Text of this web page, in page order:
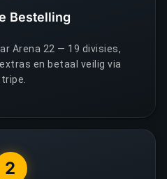
Bestelling
Arena 22 — 19 divisies,
en betaal veilig via
2